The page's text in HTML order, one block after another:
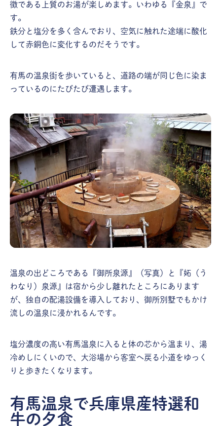
徴である上質のお湯が楽しめます。いわゆる『金泉』で
す。
鉄分と塩分を多く含んでおり、空気に触れた途端に酸化
して赤銅色に変化するのだそうです。
有馬の温泉街を歩いていると、道路の端が同じ色に染ま
っているのにたびたび遭遇します。
温泉の出どころである『御所泉源』（写真）と『妬（う
わなり）泉源』は宿から少し離れたところにあります
が、独自の配湯設備を導入しており、御所別墅でもかけ
流しの温泉に浸かれるんです。
塩分濃度の高い有馬温泉に入ると体の芯から温まり、湯
冷めしにくいので、大浴場から客室へ戻る小道をゆっく
りと歩きたくなります。
有馬温泉で兵庫県産特選和
牛の夕食